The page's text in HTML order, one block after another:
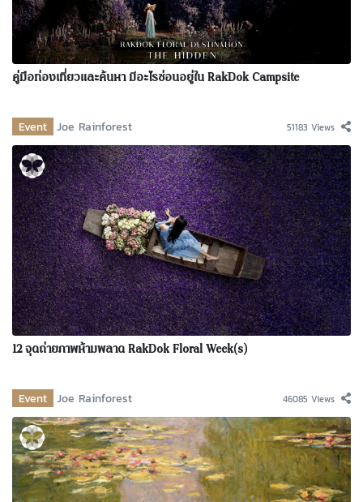
คู่มือท่องเที่ยวและค้นหา มีอะไรซ่อนอยู่ใน RakDok Campsite
Event Joe Rainforest 51183 Views
12 จุดถ่ายภาพห้ามพลาด RakDok Floral Week(s)
Event Joe Rainforest 46085 Views